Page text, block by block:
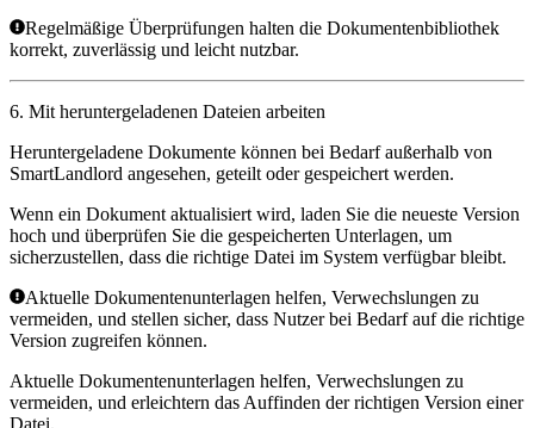
Regelmäßige Überprüfungen halten die Dokumentenbibliothek
korrekt, zuverlässig und leicht nutzbar.
6. Mit heruntergeladenen Dateien arbeiten
Heruntergeladene Dokumente können bei Bedarf außerhalb von
SmartLandlord angesehen, geteilt oder gespeichert werden.
Wenn ein Dokument aktualisiert wird, laden Sie die neueste Version
hoch und überprüfen Sie die gespeicherten Unterlagen, um
sicherzustellen, dass die richtige Datei im System verfügbar bleibt.
Aktuelle Dokumentenunterlagen helfen, Verwechslungen zu
vermeiden, und stellen sicher, dass Nutzer bei Bedarf auf die richtige
Version zugreifen können.
Aktuelle Dokumentenunterlagen helfen, Verwechslungen zu
vermeiden, und erleichtern das Auffinden der richtigen Version einer